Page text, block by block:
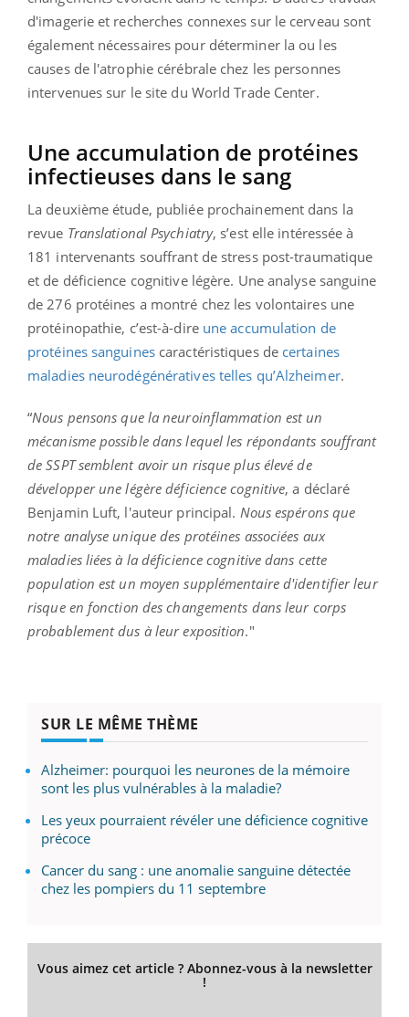
d'imagerie et recherches connexes sur le cerveau sont
également nécessaires pour déterminer la ou les
causes de l'atrophie cérébrale chez les personnes
intervenues sur le site du World Trade Center.
Une accumulation de protéines
infectieuses dans le sang
La deuxième étude, publiée prochainement dans la
revue Translational Psychiatry, s’est elle intéressée à
181 intervenants souffrant de stress post-traumatique
et de déficience cognitive légère. Une analyse sanguine
de 276 protéines a montré chez les volontaires une
protéinopathie, c’est-à-dire une accumulation de
protéines sanguinescaractéristiques de certaines
maladies neurodégénératives telles qu’Alzheimer.
“Nous pensons que la neuroinflammation est un
mécanisme possible dans lequel les répondants souffrant
de SSPT semblent avoir un risque plus élevé de
développer une légère déficience cognitive, a déclaré
Benjamin Luft, l'auteur principal. Nous espérons que
notre analyse unique des protéines associées aux
maladies liées à la déficience cognitive dans cette
population est un moyen supplémentaire d'identifier leur
risque en fonction des changements dans leur corps
probablement dus à leur exposition."
SUR LE MÊME THÈME
Alzheimer: pourquoi les neurones de la mémoire
sont les plus vulnérables à la maladie?
Les yeux pourraient révéler une déficience cognitive
précoce
Cancer du sang : une anomalie sanguine détectée
chez les pompiers du 11 septembre
Vous aimez cet article ? Abonnez-vous à la newsletter
!